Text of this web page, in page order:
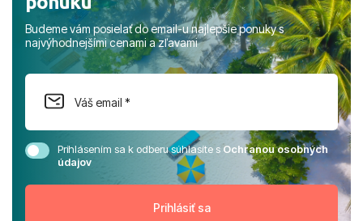
Budeme vám posielať do email-u najlepšie ponuky s
najvýhodnejšími cenami a zľavami
Prihlásením sa k odberu súhlasíte sOchranou osobných
údajov